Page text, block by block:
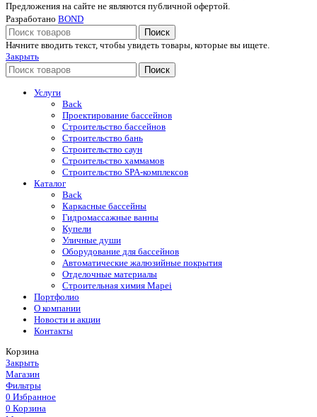
Предложения на сайте не являются публичной офертой.
Разработано BOND
Поиск
Начните вводить текст, чтобы увидеть товары, которые вы ищете.
Закрыть
Поиск
Услуги
Back
Проектирование бассейнов
Строительство бассейнов
Строительство бань
Строительство саун
Строительство хаммамов
Строительство SPA-комплексов
Каталог
Back
Каркасные бассейны
Гидромассажные ванны
Купели
Уличные души
Оборудование для бассейнов
Автоматические жалюзийные покрытия
Отделочные материалы
Строительная химия Mapei
Портфолио
O компании
Новости и акции
Контакты
Корзина
Закрыть
Магазин
Фильтры
0 Избранное
0 Корзина